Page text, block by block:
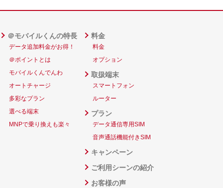
＠モバイルくんの特長
データ追加料金がお得！
＠ポイントとは
モバイルくんでんわ
オートチャージ
多彩なプラン
選べる端末
MNPで乗り換えも楽々
料金
料金
オプション
取扱端末
スマートフォン
ルーター
プラン
データ通信専用SIM
音声通話機能付きSIM
キャンペーン
ご利用シーンの紹介
お客様の声